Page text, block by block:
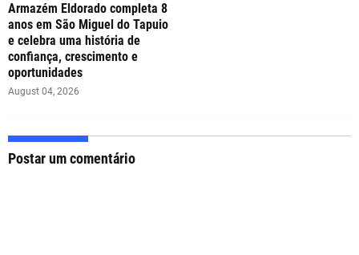
Armazém Eldorado completa 8
anos em São Miguel do Tapuio
e celebra uma história de
confiança, crescimento e
oportunidades
August 04, 2026
Postar um comentário